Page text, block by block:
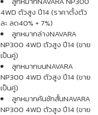
4WD ตัวสูง ปี14 (ราคาตั้งตัว
ละ ลด40% + 7%)
ลูกหมากล่างNAVARA
NP300 4WD ตัวสูง ปี14 (ขาย
เป็นคู่)
ลูกหมากบนNAVARA
NP300 4WD ตัวสูง ปี14 (ขาย
เป็นคู่)
ลูกหมากคันชักสั้นNAVARA
NP300 4WD ตัวสูง ปี14 (ขาย